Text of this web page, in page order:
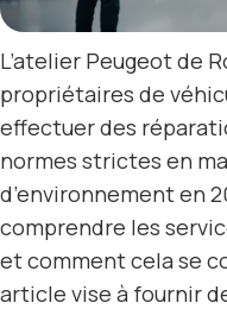
L’atelier Peugeot de
propriétaires de
effectuer des
normes strictes en
d’environnement en
comprendre les
et comment cela se
article vise à fournir